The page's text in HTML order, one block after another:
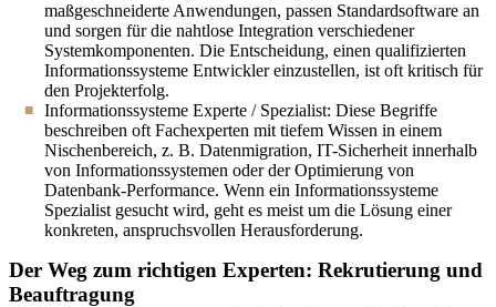
maßgeschneiderte Anwendungen, passen Standardsoftware an
und sorgen für die nahtlose Integration verschiedener
Systemkomponenten. Die Entscheidung, einen qualifizierten
Informationssysteme Entwickler einzustellen, ist oft kritisch für
den Projekterfolg.
Informationssysteme Experte / Spezialist: Diese Begriffe
beschreiben oft Fachexperten mit tiefem Wissen in einem
Nischenbereich, z. B. Datenmigration, IT-Sicherheit innerhalb
von Informationssystemen oder der Optimierung von
Datenbank-Performance. Wenn ein Informationssysteme
Spezialist gesucht wird, geht es meist um die Lösung einer
konkreten, anspruchsvollen Herausforderung.
Der Weg zum richtigen Experten: Rekrutierung und
Beauftragung